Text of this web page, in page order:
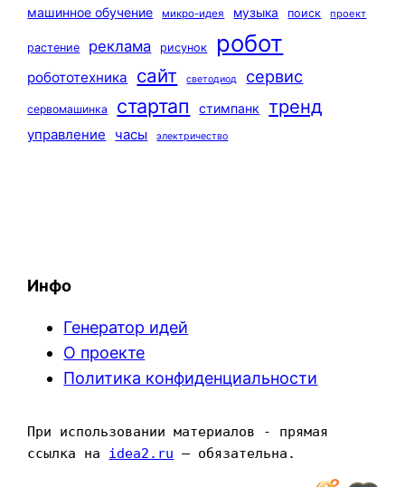
машинное обучение
микро-идея музыка поиск проект
растение реклама рисунок робот
робототехника сайт светодиод сервис
сервомашинка стартап стимпанк тренд
управление часы электричество
Инфо
Генератор идей
О проекте
Политика конфиденциальности
При использовании материалов - прямая
ссылка на idea2.ru — обязательна.